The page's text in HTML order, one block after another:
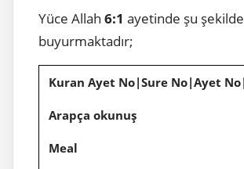
Yüce Allah 6:1 ayetinde şu şekilde
buyurmaktadır;
Kuran Ayet No|Sure No|Ayet
Arapça okunuş
Meal